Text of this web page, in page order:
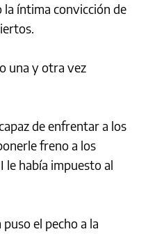
íntima convicción de
una y otra vez
de enfrentar a los
freno a los
le había impuesto al
el pecho a la